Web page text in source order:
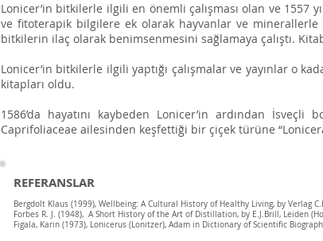
Lonicer’in bitkilerle ilgili en önemli çalışması olan ve 1557
ve fitoterapik bilgilere ek olarak hayvanlar ve minerallerle
bitkilerin ilaç olarak benimsenmesini sağlamaya çalıştı.
Lonicer’in bitkilerle ilgili yaptığı çalışmalar ve yayınlar o
kitapları oldu.
1586’da hayatını kaybeden Lonicer’in ardından
Caprifoliaceae ailesinden keşfettiği bir çiçek türüne
REFERANSLAR
Bergdolt Klaus (1999), Wellbeing: A Cultural History of Healthy Living, by Verlag
Forbes R. J. (1948), A Short History of the Art of Distillation, by E.J.Brill, Leiden
Figala, Karin (1973), Lonicerus (Lonitzer), Adam in Dictionary of Scientific